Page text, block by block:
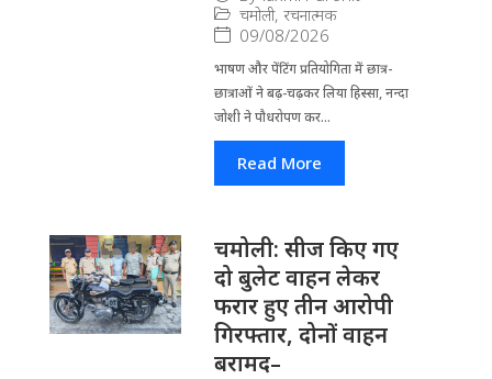
चमोली, रचनात्मक
09/08/2026
भाषण और पेंटिंग प्रतियोगिता में छात्र-
छात्राओं ने बढ़-चढ़कर लिया हिस्सा, नन्दा
जोशी ने पौधरोपण कर...
Read More
चमोली: सीज किए गए
दो बुलेट वाहन लेकर
फरार हुए तीन आरोपी
गिरफ्तार, दोनों वाहन
बरामद–